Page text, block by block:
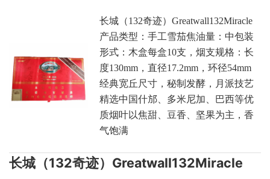
长城（132奇迹）Greatwall132Miracle
产品类型：手工雪茄焦油量：中包装
形式：木盒每盒10支，烟支规格：长
度130mm，直径17.2mm，环径54mm
经典宽丘尺寸，秘制发酵，月派技艺
精选中国什邡、多米尼加、巴西等优
质烟叶以焦甜、豆香、坚果为主，香
气饱满
长城（132奇迹）Greatwall132Miracle